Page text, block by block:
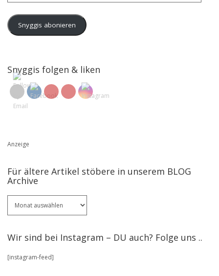
Snyggis abonieren
Snyggis folgen & liken
Anzeige
Für ältere Artikel stöbere in unserem BLOG
Archive
ältere
in
BLOG
Wir sind bei Instagram – DU auch? Folge uns ..
[instagram-feed]